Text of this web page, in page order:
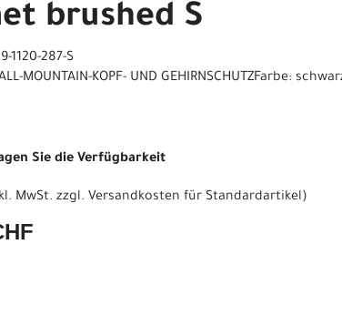
brushed S
1120-287-S
MOUNTAIN-KOPF- UND GEHIRNSCHUTZFarbe:
Sie die Verfügbarkeit
MwSt. zzgl. Versandkosten für Standardartikel)